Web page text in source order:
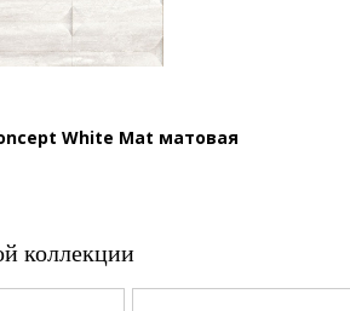
White Mat матовая
коллекции